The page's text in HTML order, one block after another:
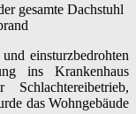
gesamte Dachstuhl
einsturzbedrohten
ins Krankenhaus
das Wohngebäude